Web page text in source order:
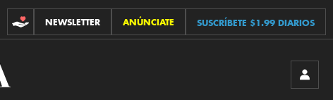
CONTRIBUCIONES
NEWSLETTER ANÚNCIATE SUSCRÍBETE $1.99 DIARIOS